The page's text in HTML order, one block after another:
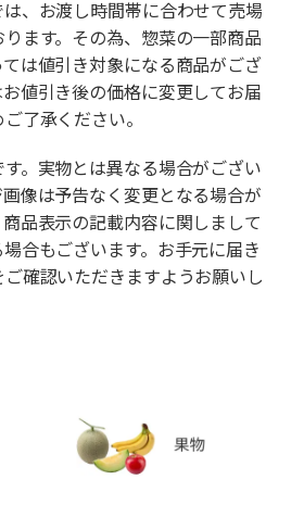
、お渡し時間帯に合わせて売場
ます。その為、惣菜の一部商品
は値引き対象になる商品がござ
値引き後の価格に変更してお届
了承ください。
。実物とは異なる場合がござい
像は予告なく変更となる場合が
品表示の記載内容に関しまして
合もございます。お手元に届き
確認いただきますようお願いし